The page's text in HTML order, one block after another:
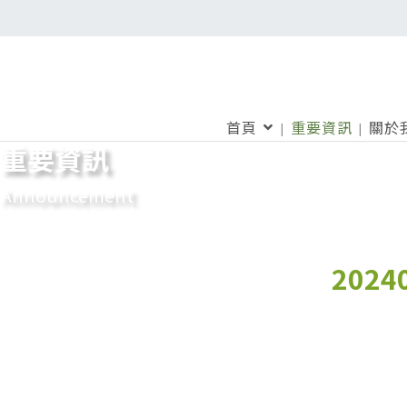
首頁 重要資訊 關於
重要資訊
Announcement